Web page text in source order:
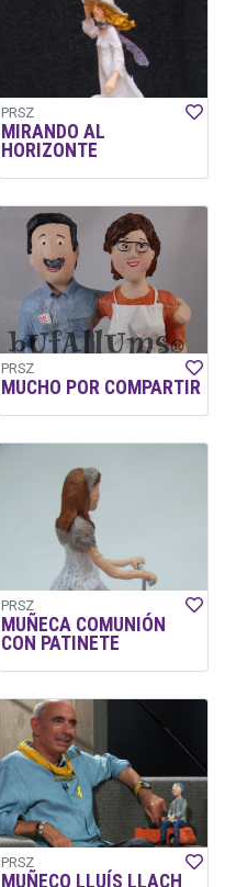
PRSZ
MIRANDO AL
HORIZONTE
PRSZ
MUCHO POR COMPARTIR
PRSZ
MUÑECA COMUNIÓN
CON PATINETE
PRSZ
MUÑECO LLUÍS LLACH